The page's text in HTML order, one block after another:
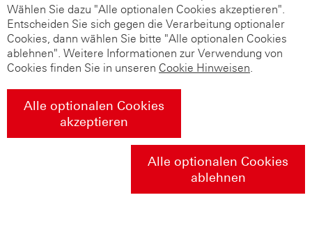
Wählen Sie dazu "Alle optionalen Cookies akzeptieren".
Entscheiden Sie sich gegen die Verarbeitung optionaler
Cookies, dann wählen Sie bitte "Alle optionalen Cookies
ablehnen". Weitere Informationen zur Verwendung von
Cookies finden Sie in unseren Cookie Hinweisen.
Alle optionalen Cookies
akzeptieren
Alle optionalen Cookies
ablehnen